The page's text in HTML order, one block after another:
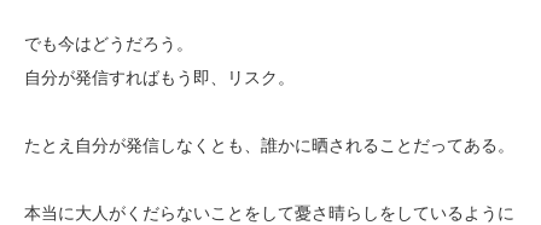
でも今はどうだろう。
自分が発信すればもう即、リスク。
たとえ自分が発信しなくとも、誰かに晒されることだってある。
本当に大人がくだらないことをして憂さ晴らしをしているように